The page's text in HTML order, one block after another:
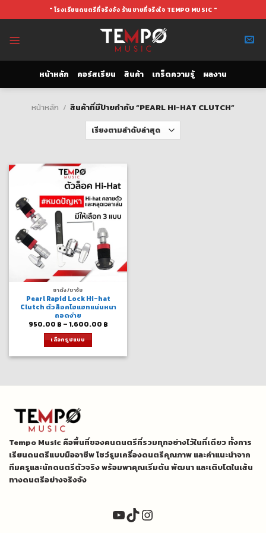
to
" โรงเรียนดนตรีที่จริงจัง ร้านขายที่จริงใจ TEMPO MUSIC "
หน้าหลัก คอร์สเรียน สินค้า เกร็ดความรู้ ผลงาน
หน้าหลัก / สินค้าที่มีป้ายกำกับ “PEARL HI-HAT CLUTCH”
ขาตั้ง/ขาจับ
Pearl Rapid Lock Hi-hat
Clutch ตัวล็อคไฮแฮทแน่นหนา
ถอดง่าย
950.00 ฿ –1,600.00 ฿Price
เลือกรูปแบบ
product
options
may
chosen
on
the
product
page
Tempo Music คือพื้นที่ของคนดนตรีที่รวมทุกอย่างไว้ในที่เดียว ทั้งการ
เรียนดนตรีแบบมืออาชีพ โชว์รูมเครื่องดนตรีคุณภาพ และคำแนะนำจาก
ทีมครูและนักดนตรีตัวจริง พร้อมพาคุณเริ่มต้น พัฒนา และเติบโตในเส้น
ทางดนตรีอย่างจริงจัง
YouTube
TikTok
Instagram